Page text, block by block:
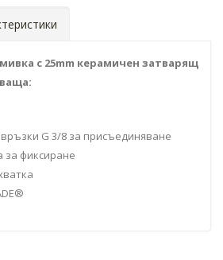
с 25mm керамичен затварящ
G 3/8 за присъединяване
за фиксиране